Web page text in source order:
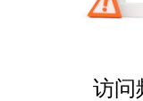
访问